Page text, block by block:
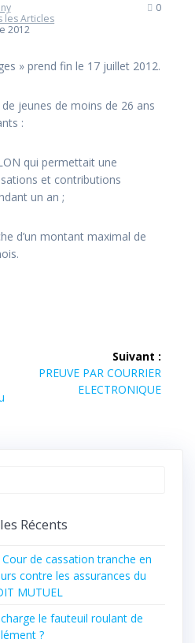
les Articles
2012
0
» prend fin le 17 juillet 2012.
jeunes de moins de 26 ans
:
qui permettait une
et contributions
un an ;
d’un montant maximal de
Suivant :
PREUVE PAR COURRIER
ELECTRONIQUE
Récents
de cassation tranche en
contre les assurances du
MUTUEL
le fauteuil roulant de
?